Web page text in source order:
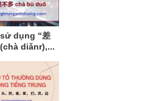
dụng “差
(chà diǎnr),...